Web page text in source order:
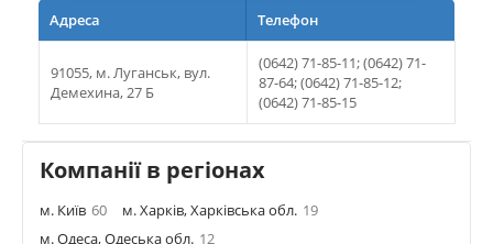
Реферальна програма
Адреса Телефон
91055, м. Луганськ, вул.
Демехина, 27 Б
(0642) 71-85-11; (0642) 71-
87-64; (0642) 71-85-12;
(0642) 71-85-15
Компанії в регіонах
м. Київ 60 м. Харків, Харківська обл. 19
м. Одеса, Одеська обл. 12